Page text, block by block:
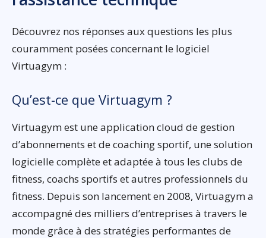
Découvrez nos réponses aux questions les plus
couramment posées concernant le logiciel
Virtuagym :
Qu’est-ce que Virtuagym ?
Virtuagym est une application cloud de gestion
d’abonnements et de coaching sportif, une solution
logicielle complète et adaptée à tous les clubs de
fitness, coachs sportifs et autres professionnels du
fitness. Depuis son lancement en 2008, Virtuagym a
accompagné des milliers d’entreprises à travers le
monde grâce à des stratégies performantes de